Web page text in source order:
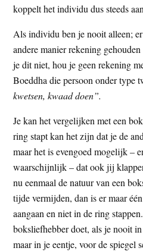
koppelt het individu dus steeds
Als individu ben je nooit alleen;
andere manier rekening
je dit niet, hou je geen rekening
Boeddha die persoon onder type
kwetsen, kwaad doen”.
Je kan het vergelijken met een
ring stapt kan het zijn dat je de
maar het is evengoed mogelijk –
waarschijnlijk – dat ook jij
nu eenmaal de natuur van een
tijde vermijden, dan is er maar
aangaan en niet in de ring
boksliefhebber doet, als je nooit
maar in je eentje, voor de spiegel